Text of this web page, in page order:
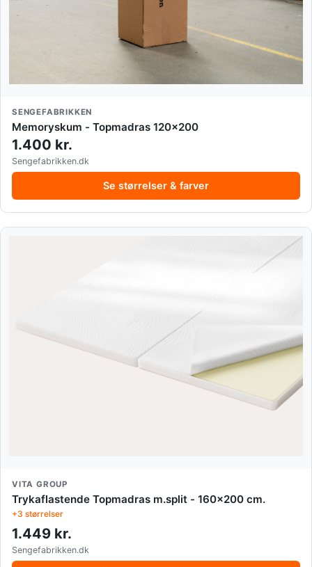
SENGEFABRIKKEN
Memoryskum - Topmadras 120x200
1.400 kr.
Sengefabrikken.dk
Se størrelser & farver
VITA GROUP
Trykaflastende Topmadras m.split - 160x200 cm.
+3 størrelser
1.449 kr.
Sengefabrikken.dk